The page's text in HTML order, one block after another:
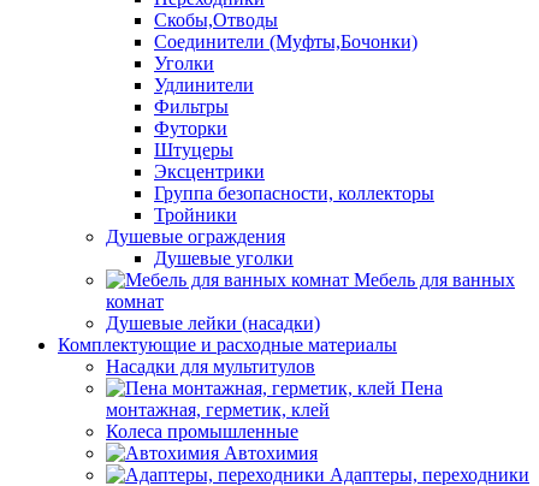
Скобы,Отводы
Соединители (Муфты,Бочонки)
Уголки
Удлинители
Фильтры
Футорки
Штуцеры
Эксцентрики
Группа безопасности, коллекторы
Тройники
Душевые ограждения
Душевые уголки
Мебель для ванных
комнат
Душевые лейки (насадки)
Комплектующие и расходные материалы
Насадки для мультитулов
Пена
монтажная, герметик, клей
Колеса промышленные
Автохимия
Адаптеры, переходники